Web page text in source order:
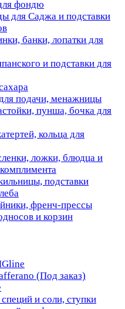
фондю
для Саджа и подставки
банки, лопатки для
и подставки для
подачи, менажницы
пунша, бочка для
кольца для
ложки, блюдца и
подставки
френч-прессы
и корзин
(Под заказ)
и соли, ступки